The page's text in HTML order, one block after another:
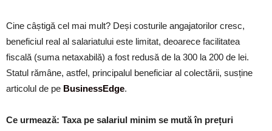
Cine câștigă cel mai mult? Deși costurile angajatorilor cresc,
beneficiul real al salariatului este limitat, deoarece facilitatea
fiscală (suma netaxabilă) a fost redusă de la 300 la 200 de lei.
Statul rămâne, astfel, principalul beneficiar al colectării, susține
articolul de pe BusinessEdge.
Ce urmează: Taxa pe salariul minim se mută în prețuri